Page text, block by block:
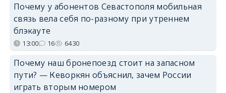
Почему у абонентов Севастополя мобильная
связь вела себя по-разному при утреннем
блэкауте
13:00 16 6430
Почему наш бронепоезд стоит на запасном
пути? — Кеворкян объяснил, зачем России
играть вторым номером